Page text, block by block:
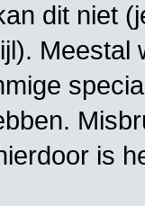
dit niet
is